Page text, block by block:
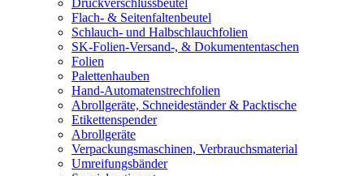
Druckverschlussbeutel
Flach- & Seitenfaltenbeutel
Schlauch- und Halbschlauchfolien
SK-Folien-Versand-, & Dokumententaschen
Folien
Palettenhauben
Hand-Automatenstrechfolien
Abrollgeräte, Schneideständer & Packtische
Etikettenspender
Abrollgeräte
Verpackungsmaschinen, Verbrauchsmaterial
Umreifungsbänder